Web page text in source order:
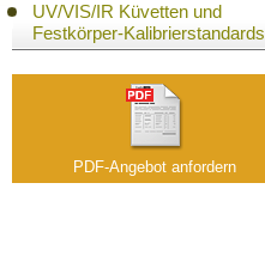
UV/VIS/IR Küvetten und
Festkörper-Kalibrierstandards
PDF-Angebot anfordern